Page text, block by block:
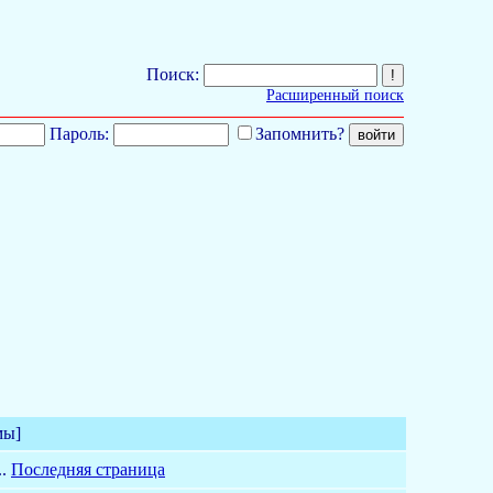
Поиск:
Расширенный поиск
Пароль: Запомнить?
Последняя страница